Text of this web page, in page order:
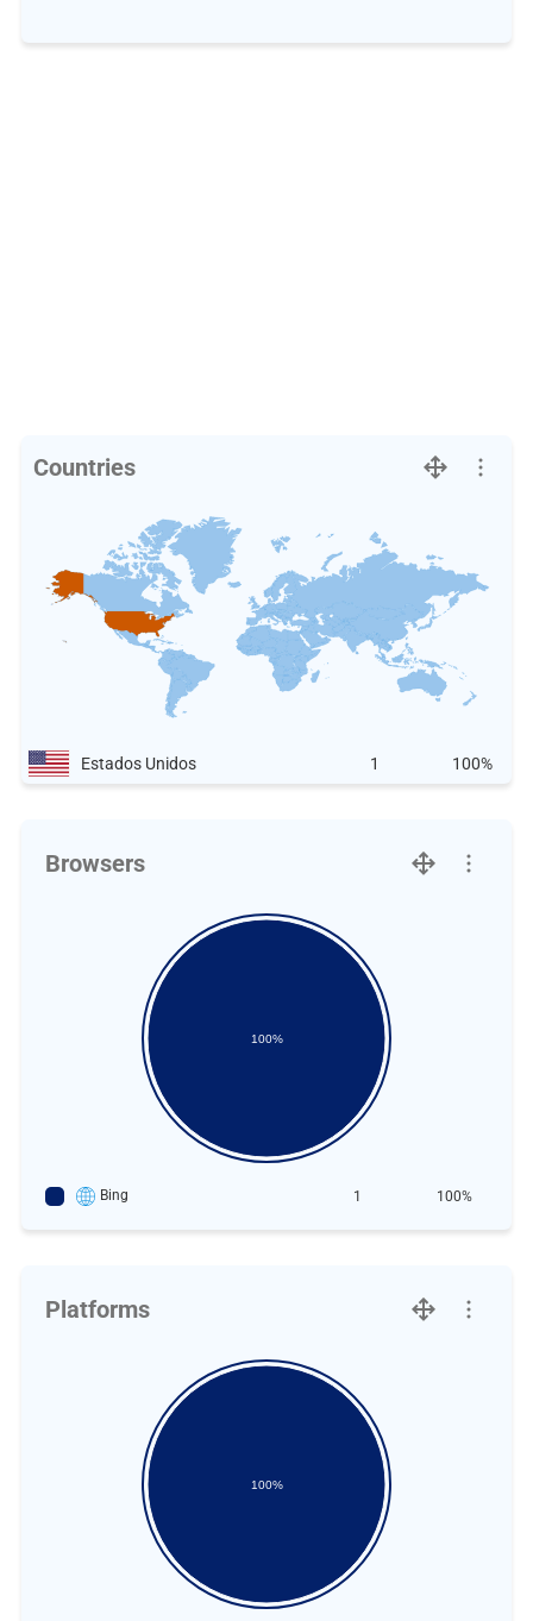
Countries
Estados Unidos 1 100%
Browsers
100%
Bing 1 100%
Platforms
100%